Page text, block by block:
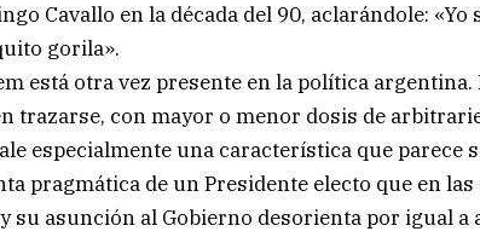
Cavallo en la década del 90, aclarándole:
gorila».
está otra vez presente en la política
trazarse, con mayor o menor dosis de
especialmente una característica que parece
pragmática de un Presidente electo que en
su asunción al Gobierno desorienta por igual a